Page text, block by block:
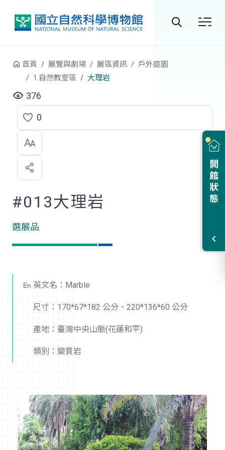
開館狀態
首頁 展覽與劇場 展區資訊
戶外庭園
1.自然教室區
大理岩
376
點
選
喜
歡
0
#013大理岩
選展品
英文名：Marble
尺寸：170*67*182 公分、220*136*60 公分
產地：臺灣中央山脈(花蓮和平)
類別：變質岩